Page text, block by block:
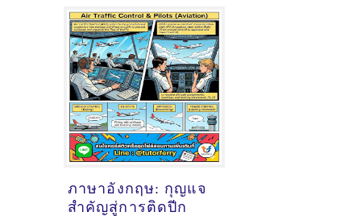
ภาษาอังกฤษ: กุญแจ
สำคัญสู่การติดปีก